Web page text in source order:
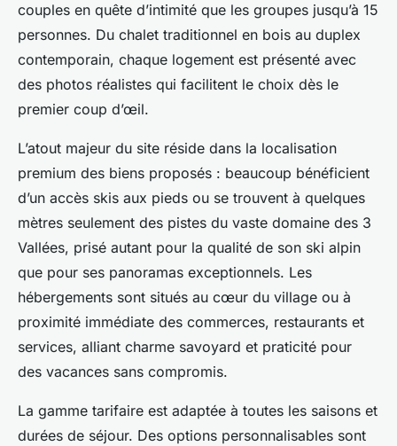
couples en quête d’intimité que les groupes jusqu’à 15
personnes. Du chalet traditionnel en bois au duplex
contemporain, chaque logement est présenté avec
des photos réalistes qui facilitent le choix dès le
premier coup d’œil.
L’atout majeur du site réside dans la localisation
premium des biens proposés : beaucoup bénéficient
d’un accès skis aux pieds ou se trouvent à quelques
mètres seulement des pistes du vaste domaine des 3
Vallées, prisé autant pour la qualité de son ski alpin
que pour ses panoramas exceptionnels. Les
hébergements sont situés au cœur du village ou à
proximité immédiate des commerces, restaurants et
services, alliant charme savoyard et praticité pour
des vacances sans compromis.
La gamme tarifaire est adaptée à toutes les saisons et
durées de séjour. Des options personnalisables sont